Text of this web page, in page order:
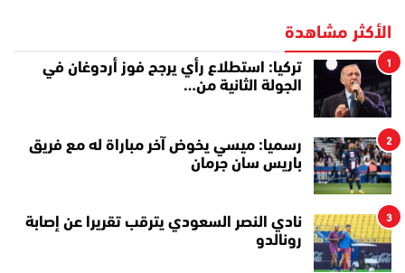
الأكثر مشاهدة
1
تركيا: استطلاع رأي يرجح فوز أردوغان في
الجولة الثانية من…
2
رسميا: ميسي يخوض آخر مباراة له مع فريق
باريس سان جرمان
3
نادي النصر السعودي يترقب تقريرا عن إصابة
رونالدو